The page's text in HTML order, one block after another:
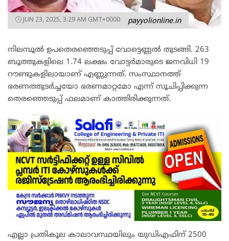
JUN 23, 2025, 3:29 AM GMT+0000 payyolionline.in
നിലമ്പൂൽ ഉപതെരഞ്ഞെടുപ്പ് വോട്ടെണ്ണൽ തുടങ്ങി. 263
ബൂത്തുകളിലെ 1.74 ലക്ഷം വോട്ടർമാരുടെ ജനവിധി 19
റൗണ്ടുകളിലായാണ് എണ്ണുന്നത്. സംസ്ഥാനത്ത്
ഭരണത്തുടർച്ചയോ ഭരണമാറ്റമോ എന്ന് സൂചിപ്പിക്കുന്ന
തെരഞ്ഞെടുപ്പ് ഫലമാണ് കാത്തിരിക്കുന്നത്.
എല്ലാ പ്രതികൂല കാലാവസ്ഥയിലും യുഡ‍ിഎഫിന് 2500